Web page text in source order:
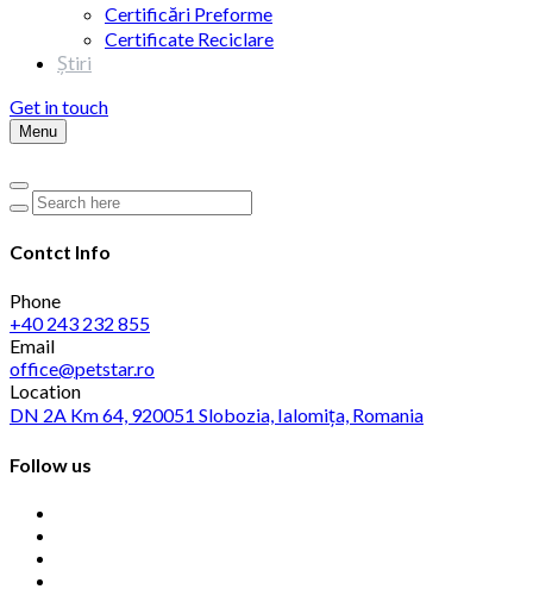
Certificări Preforme
Certificate Reciclare
Știri
Get in touch
Menu
Contct Info
Phone
+40 243 232 855
Email
office@petstar.ro
Location
DN 2A Km 64, 920051 Slobozia, Ialomița, Romania
Follow us